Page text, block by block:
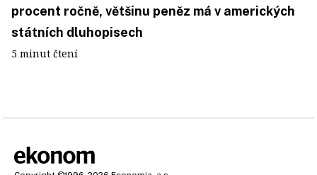
procent ročně, většinu peněz má v amerických
státních dluhopisech
5 minut čtení